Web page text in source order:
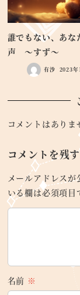
誰でもない、あな
声 ～すず～
有沙 2023年
コメントはありま
コメントを残す
メールアドレスが
いる欄は必須項目
名前 ※